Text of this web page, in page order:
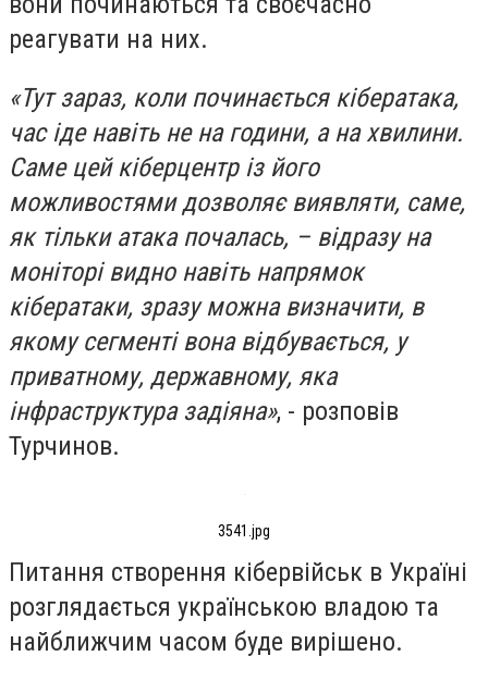
реагувати на них.
«Тут зараз, коли починається кібератака,
час іде навіть не на години, а на хвилини.
Саме цей кіберцентр із його
можливостями дозволяє виявляти, саме,
як тільки атака почалась, – відразу на
моніторі видно навіть напрямок
кібератаки, зразу можна визначити, в
якому сегменті вона відбувається, у
приватному, державному, яка
інфраструктура задіяна», - розповів
Турчинов.
3541.jpg
Питання створення кібервійськ в Україні
розглядається українською владою та
найближчим часом буде вирішено.